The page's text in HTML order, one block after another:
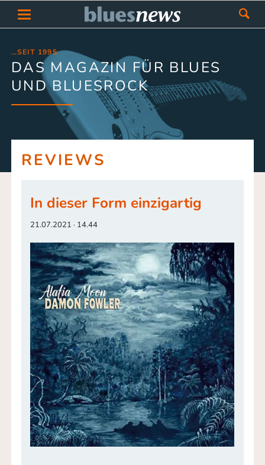
…SEIT 1995
DAS MAGAZIN FÜR BLUES
UND BLUESROCK
REVIEWS
In dieser Form einzigartig
21.07.2021 · 14.44